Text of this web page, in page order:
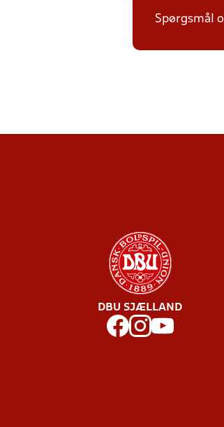
Spørgsmål
DBU SJÆLLAND